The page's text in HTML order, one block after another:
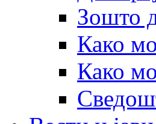
Зошто
Како
Како